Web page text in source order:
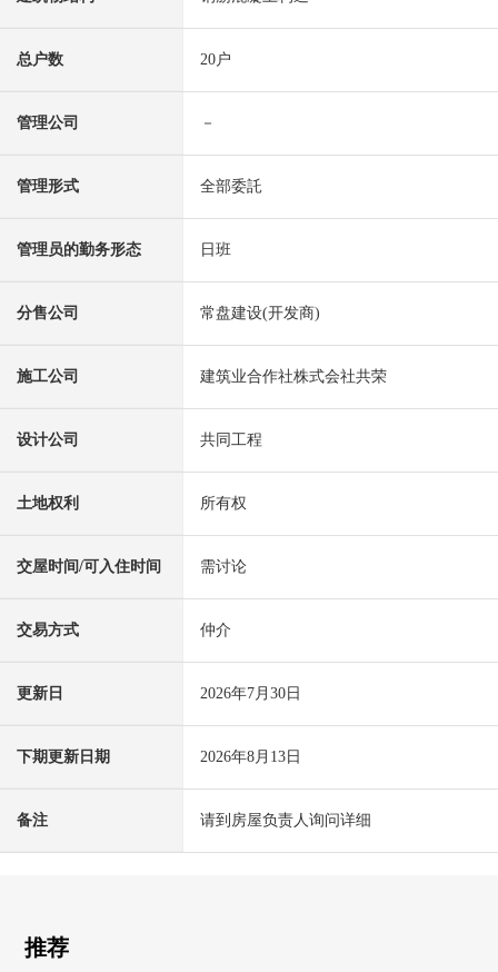
总户数 20户
管理公司 －
管理形式 全部委託
管理员的勤务形态 日班
分售公司 常盘建设(开发商)
施工公司 建筑业合作社株式会社共荣
设计公司 共同工程
土地权利 所有权
交屋时间/可入住时间 需讨论
交易方式 仲介
更新日 2026年7月30日
下期更新日期 2026年8月13日
备注 请到房屋负责人询问详细
推荐